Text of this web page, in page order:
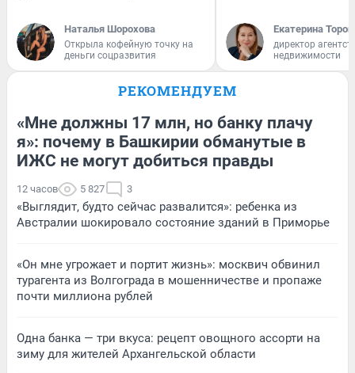
Наталья Шорохова
Открыла кофейную точку на
деньги соцразвития
Екатерина
директор
недвижимости
РЕКОМЕНДУЕМ
«Мне должны 17 млн, но банку плачу
я»: почему в Башкирии обманутые в
ИЖС не могут добиться правды
12 часов 5 827 3
«Выглядит, будто сейчас развалится»: ребенка из
Австралии шокировало состояние зданий в Приморье
«Он мне угрожает и портит жизнь»: москвич обвинил
турагента из Волгограда в мошенничестве и пропаже
почти миллиона рублей
Одна банка — три вкуса: рецепт овощного ассорти на
зиму для жителей Архангельской области